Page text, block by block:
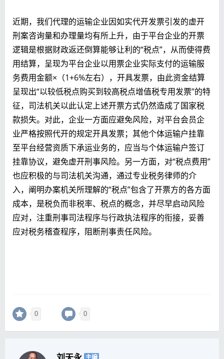
近期，我们代理的运输企业因如实代开发票引发的虚开
刑案咨询量和办理量均有所上升，由于平台企业的开票
逻辑是根据财政返还倒算能够让利的“税点”，从而使得费
用结算，呈现为平台企业以用票企业实际支付的运输服
务费用金额×（1+6%左右），开具发票，由此资金结算
呈现出“以较低税点购买到较高税点增值税专用发票”的特
征，司法机关以此认定上述开票方式仍然造成了国家税
款损失。对此，企业一方面应避免风险，对平台会员企
业严格按照代开的规定开具发票；其他个体运输户挂靠
至平台经营资质下承运业务的，应当与个体运输户签订
挂靠协议，避免虚开刑事风险。另一方面，对“税点费用”
也应积极的与司法机关沟通，通过专业税务律师的介
入，阐明办案机关所理解的“税点”包含了开票方的各方面
成本，是税负而非税率、税点的概念，并尽早启动风险
应对，注重刑事司法程序与行政执法程序的衔接，妥善
应对税务稽查程序，阻断刑事责任风险。
0 0